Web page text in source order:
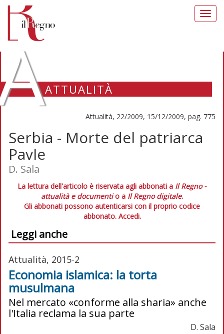
ATTUALITÀ
Attualità, 22/2009, 15/12/2009, pag. 775
Serbia - Morte del patriarca
Pavle
D. Sala
La lettura dell'articolo è riservata agli abbonati a Il Regno -
attualità e documentio a Il Regno digitale.
Gli abbonati possono autenticarsi con il proprio codice
abbonato. Accedi.
Leggi anche
Attualità, 2015-2
Economia islamica: la torta
musulmana
Nel mercato «conforme alla sharia» anche
l'Italia reclama la sua parte
D. Sala